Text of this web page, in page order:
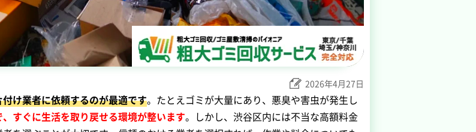
2026年4月27日
け業者に依頼するのが最適です。たとえゴミが大量にあり、悪臭や害虫が発生し
すぐに生活を取り戻せる環境が整います。しかし、渋谷区内には不当な高額料金